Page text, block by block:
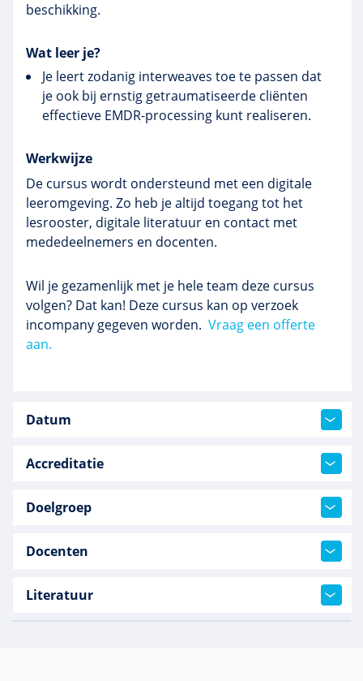
beschikking.
Wat leer je?
Je leert zodanig interweaves toe te passen dat
je ook bij ernstig getraumatiseerde cliënten
effectieve EMDR-processing kunt realiseren.
Werkwijze
De cursus wordt ondersteund met een digitale
leeromgeving. Zo heb je altijd toegang tot het
lesrooster, digitale literatuur en contact met
mededeelnemers en docenten.
Wil je gezamenlijk met je hele team deze cursus
volgen? Dat kan! Deze cursus kan op verzoek
incompany gegeven worden. Vraag een offerte
aan.
Datum
Accreditatie
Doelgroep
Docenten
Literatuur